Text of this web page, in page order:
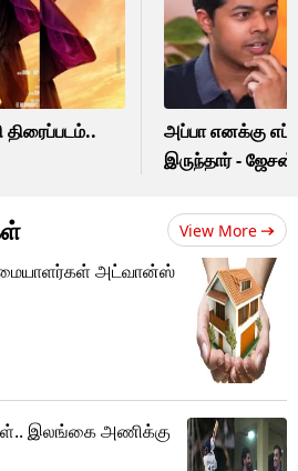
திரைப்படம்..
அப்பா எனக்கு
இருந்தார் -
View More
அட்வான்ஸ்
இலங்கை அணிக்கு